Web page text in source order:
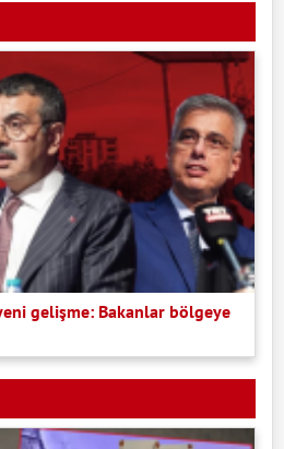
gelişme: Bakanlar bölgeye